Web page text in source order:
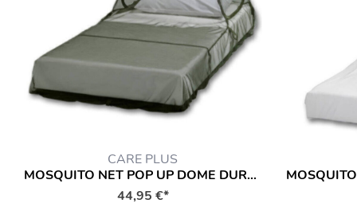
CARE PLUS
MOSQUITO NET POP UP DOME DURALLIN®
44,95 €*